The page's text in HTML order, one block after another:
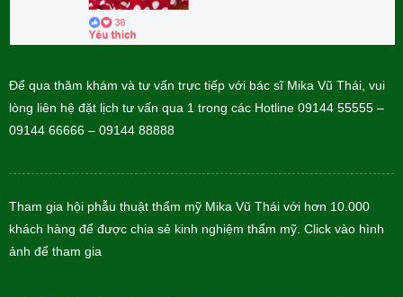
Để qua thăm khám và tư vấn trực tiếp với bác sĩ Mika Vũ Thái, vui
lòng liên hệ đặt lịch tư vấn qua 1 trong các Hotline 09144 55555 –
09144 66666 – 09144 88888
Tham gia hội phẫu thuật thẩm mỹ Mika Vũ Thái với hơn 10.000
khách hàng để được chia sẻ kinh nghiệm thẩm mỹ. Click vào hình
ảnh để tham gia